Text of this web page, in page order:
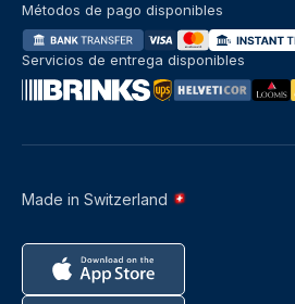
Made in Switzerland
Métodos de pago disponibles
Servicios de entrega disponibles